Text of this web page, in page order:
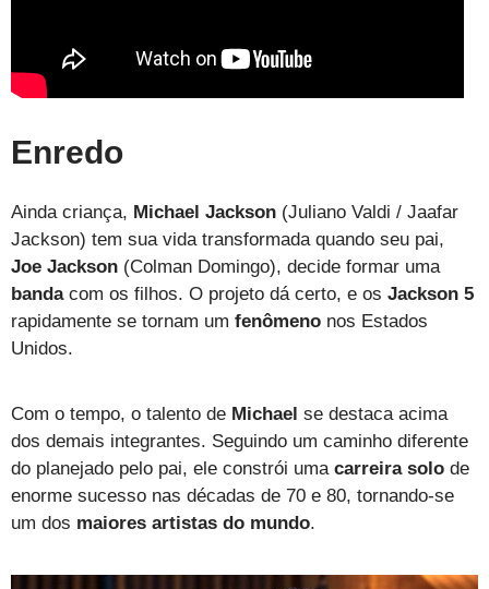
Enredo
Ainda criança, Michael Jackson (Juliano Valdi / Jaafar
Jackson) tem sua vida transformada quando seu pai,
Joe Jackson (Colman Domingo), decide formar uma
bandacom os filhos. O projeto dá certo, e os Jackson 5
rapidamente se tornam um fenômeno nos Estados
Unidos.
Com o tempo, o talento de Michael se destaca acima
dos demais integrantes. Seguindo um caminho diferente
do planejado pelo pai, ele constrói uma carreira solo de
enorme sucesso nas décadas de 70 e 80, tornando-se
um dos maiores artistas do mundo.